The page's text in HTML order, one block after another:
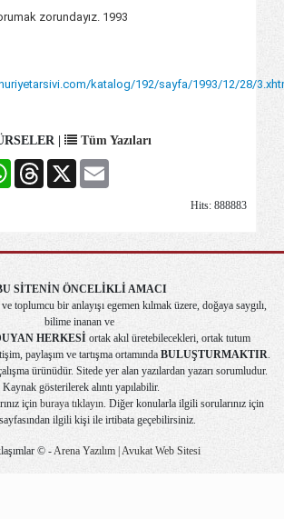
zorundayız. 1993
katalog/192/sayfa/1993/12/28/
| Tüm Yazıları
WhatsAppThreads
X
Hits: 888883
SİTENİN ÖNCELİKLİ AMACI
toplumcu bir anlayışı egemen kılmak üzere, doğaya saygılı,
bilime inanan ve
HERKESİ ortak akıl üretebilecekleri, ortak tutum
paylaşım ve tartışma ortamında BULUŞTURMAKTIR.
ürünüdür. Sitede yer alan yazılardan yazarı sorumludur.
Kaynak gösterilerek alıntı yapılabilir.
için buraya tıklayın. Diğer konularla ilgili sorularınız için
sayfasından ilgili kişi ile irtibata geçebilirsiniz.
© -Arena Yazılım | Avukat Web Sitesi